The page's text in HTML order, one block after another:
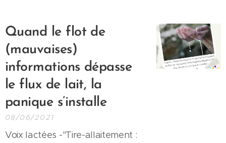
Quand le flot de
(mauvaises)
informations dépasse
le flux de lait, la
panique s’installe
08/06/2021
Voix lactées -"Tire-allaitement :